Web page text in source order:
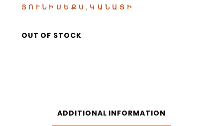
ՅՈՒՆԻՍԵՔՍ, ԿԱՆԱՑԻ
OUT OF STOCK
ADDITIONAL INFORMATION